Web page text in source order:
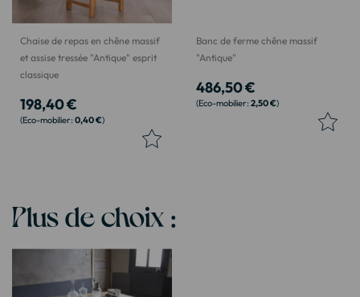
Chaise de repas en chêne massif
et assise tressée "Antique" esprit
classique
198,40 €
0,40 €
Banc de ferme chêne massif
"Antique"
486,50 €
2,50 €
Plus de choix :